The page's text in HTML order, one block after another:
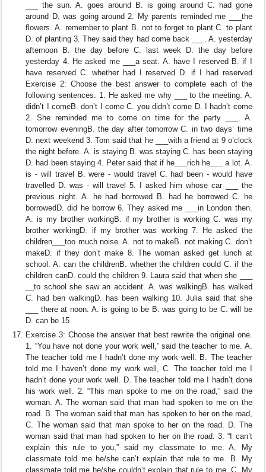
___ the sun. A. goes around B. is going around C. had gone
around D. was going around 2. My parents reminded me ___the
flowers. A. remember to plant B. not to forget to plant C. to plant
D. of planting 3. They said they had come back ___. A. yesterday
afternoon B. the day before C. last week D. the day before
yesterday 4. He asked me ___a seat. A. have I reserved B. if I
have reserved C. whether had I reserved D. if I had reserved
Exercise 2: Choose the best answer to complete each of the
following sentences. 1. He asked me why ___ to the meeting. A.
didn’t I comeB. don’t I come C. you didn’t come D. I hadn’t come
2. She reminded me to come on time for the party ___. A.
tomorrow eveningB. the day after tomorrow C. in two days’ time
D. next weekend 3. Tom said that he ___with a friend at 9 o’clock
the night before. A. is staying B. was staying C. has been staying
D. had been staying 4. Peter said that if he___rich he___ a lot. A.
is - will travel B. were - would travel C. had been - would have
travelled D. was - will travel 5. I asked him whose car ___ the
previous night. A. he had borrowed B. had he borrowed C. he
borrowedD. did he borrow 6. They asked me ___in London then.
A. is my brother workingB. if my brother is working C. was my
brother workingD. if my brother was working 7. He asked the
children___too much noise. A. not to makeB. not making C. don’t
makeD. if they don’t make 8. The woman asked get lunch at
school. A. can the childrenB. whether the children could C. if the
children canD. could the children 9. Laura said that when she ___
__to school she saw an accident. A. was walkingB. has walked
C. had ben walkingD. has been walking 10. Julia said that she
___ there at noon. A. is going to be B. was going to be C. will be
D. can be 15
Exercise 3: Choose the answer that best rewrite the original one.
1. “You have not done your work well,” said the teacher to me. A.
The teacher told me I hadn’t done my work well. B. The teacher
told me I haven’t done my work well, C. The teacher told me I
hadn’t done your work well. D. The teacher told me I hadn’t done
his work well. 2. “This man spoke to me on the road,” said the
woman. A. The woman said that man had spoken to me on the
road. B. The woman said that man has spoken to her on the road,
C. The woman said that man spoke to her on the road. D. The
woman said that man had spoken to her on the road. 3. “I can’t
explain this rule to you,” said my classmate to me. A. My
classmate told me he/she can’t explain that rule to me. B. My
classmate told me he/she couldn’t explain that rule to me. C. My